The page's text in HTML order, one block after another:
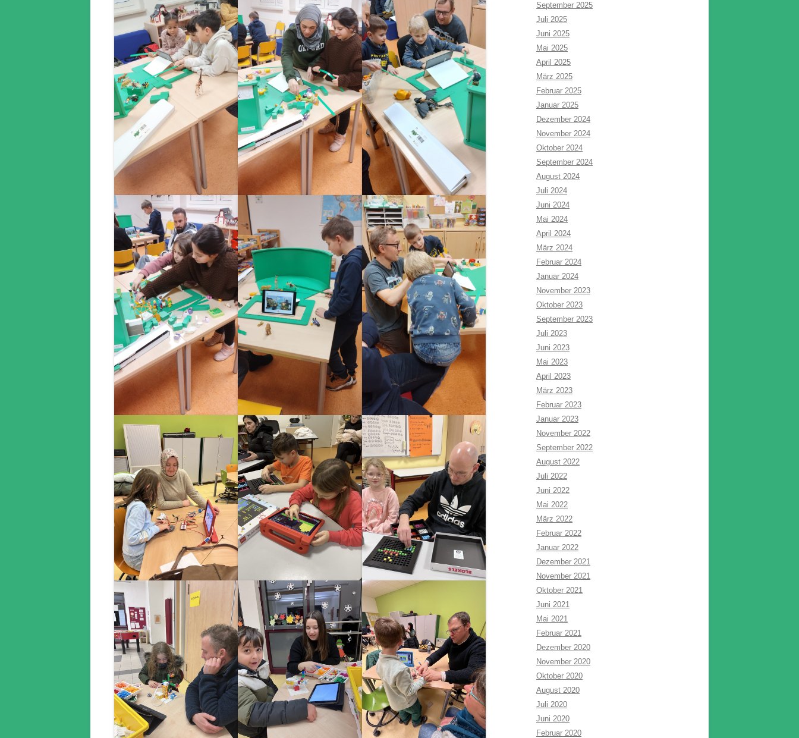
September 2025
Juli 2025
Juni 2025
Mai 2025
April 2025
März 2025
Februar 2025
Januar 2025
Dezember 2024
November 2024
Oktober 2024
September 2024
August 2024
Juli 2024
Juni 2024
Mai 2024
April 2024
März 2024
Februar 2024
Januar 2024
November 2023
Oktober 2023
September 2023
Juli 2023
Juni 2023
Mai 2023
April 2023
März 2023
Februar 2023
Januar 2023
November 2022
September 2022
August 2022
Juli 2022
Juni 2022
Mai 2022
März 2022
Februar 2022
Januar 2022
Dezember 2021
November 2021
Oktober 2021
Juni 2021
Mai 2021
Februar 2021
Dezember 2020
November 2020
Oktober 2020
August 2020
Juli 2020
Juni 2020
Februar 2020